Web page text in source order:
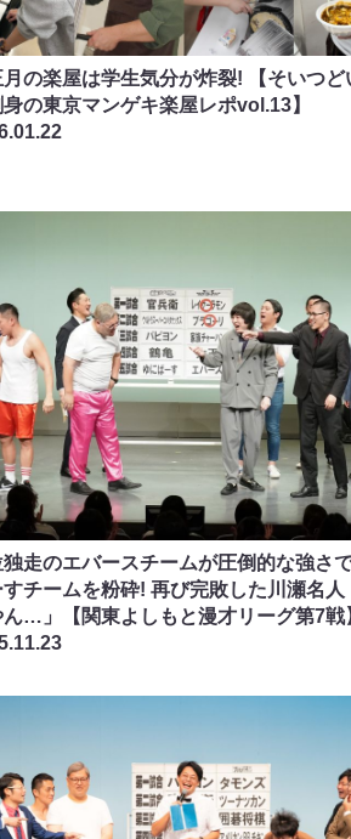
月の楽屋は学生気分が炸裂! 【そいつど
身の東京マンゲキ楽屋レポvol.13】
走のエバースチームが圧倒的な強さ
すチームを粉砕! 再び完敗した川瀬名人
ん…」【関東よしもと漫才リーグ第7戦